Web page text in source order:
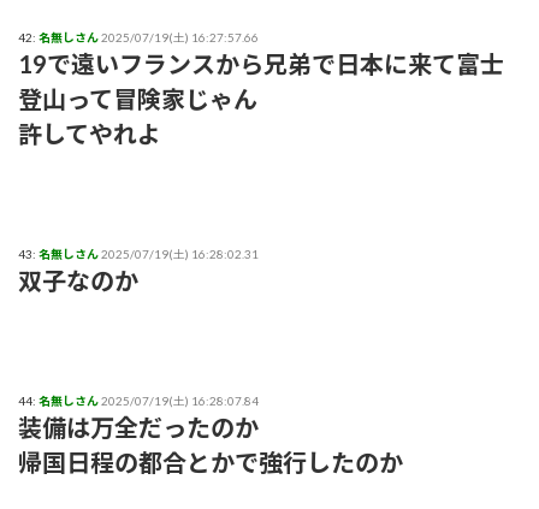
42: 名無しさん2025/07/19(土) 16:27:57.66
19で遠いフランスから兄弟で日本に来て富士
登山って冒険家じゃん
許してやれよ
43: 名無しさん2025/07/19(土) 16:28:02.31
双子なのか
44: 名無しさん2025/07/19(土) 16:28:07.84
装備は万全だったのか
帰国日程の都合とかで強行したのか